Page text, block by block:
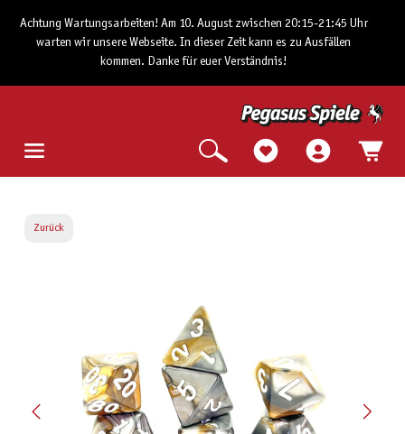
Achtung Wartungsarbeiten! Am 10. August zwischen 20:15-21:45 Uhr
warten wir unsere Webseite. In dieser Zeit kann es zu Ausfällen
kommen. Danke für euer Verständnis!
Zurück